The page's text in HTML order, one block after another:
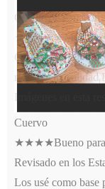
Cuervo
★★★★Bueno para
Revisado en los
Los usé como base
Cliente de Amazon
★★★★★Muy
Calificado en los
muy buena
Imágenes en esta